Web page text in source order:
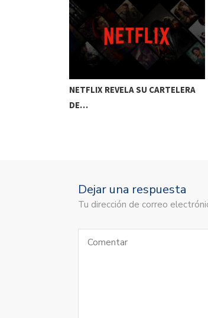
NETFLIX REVELA SU CARTELERA
DE…
Dejar una respuesta
Tu dirección de correo